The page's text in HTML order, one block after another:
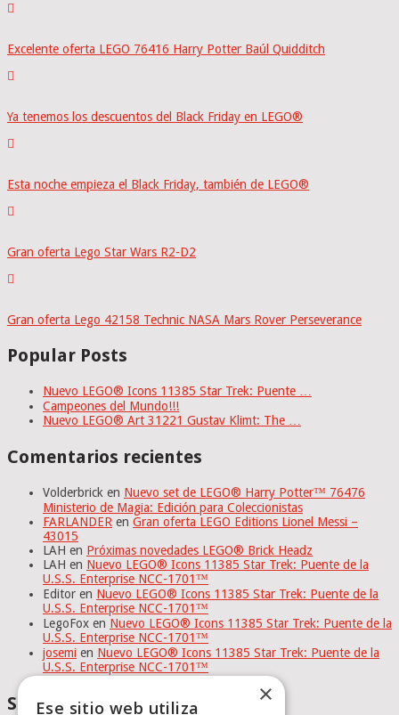
Excelente oferta LEGO 76416 Harry Potter Baúl Quidditch
Ya tenemos los descuentos del Black Friday en LEGO®
Esta noche empieza el Black Friday, también de LEGO®
Gran oferta Lego Star Wars R2-D2
Gran oferta Lego 42158 Technic NASA Mars Rover Perseverance
Popular Posts
Nuevo LEGO® Icons 11385 Star Trek: Puente …
Campeones del Mundo!!!
Nuevo LEGO® Art 31221 Gustav Klimt: The …
Comentarios recientes
Volderbrick en Nuevo set de LEGO® Harry Potter™ 76476
Ministerio de Magia: Edición para Coleccionistas
FARLANDER en Gran oferta LEGO Editions Lionel Messi –
43015
LAH en Próximas novedades LEGO® Brick Headz
LAH en Nuevo LEGO® Icons 11385 Star Trek: Puente de la
U.S.S. Enterprise NCC-1701™
Editor en Nuevo LEGO® Icons 11385 Star Trek: Puente de la
U.S.S. Enterprise NCC-1701™
LegoFox en Nuevo LEGO® Icons 11385 Star Trek: Puente de la
U.S.S. Enterprise NCC-1701™
josemi en Nuevo LEGO® Icons 11385 Star Trek: Puente de la
U.S.S. Enterprise NCC-1701™
Social Media ×
Ese sitio web utiliza